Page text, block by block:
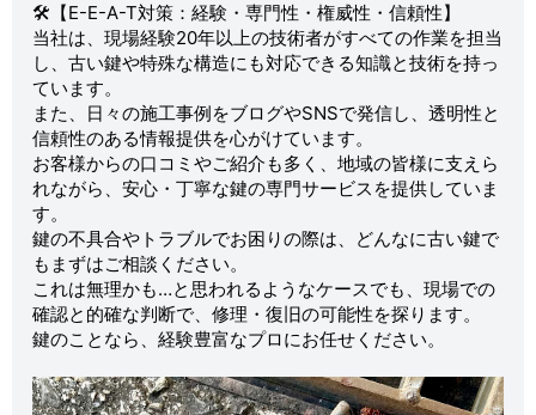
🛠【E-E-A-T対策：経験・専門性・権威性・信頼性】
当社は、現場経験20年以上の技術者がすべての作業を担当
し、古い鍵や特殊な構造にも対応できる知識と技術を持っ
ています。
また、日々の施工事例をブログやSNSで発信し、透明性と
信頼性のある情報提供を心がけています。
お客様からの口コミやご紹介も多く、地域の皆様に支えら
れながら、安心・丁寧な鍵の専門サービスを提供していま
す。
鍵の不具合やトラブルでお困りの際は、どんなに古い鍵で
もまずはご相談ください。
これは無理かも…と思われるようなケースでも、現場での
確認と的確な判断で、修理・復旧の可能性を探ります。
鍵のことなら、経験豊富なプロにお任せください。